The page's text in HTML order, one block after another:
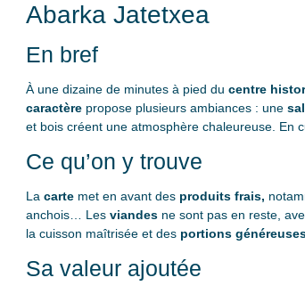
Abarka Jatetxea
En bref
À une dizaine de minutes à pied du centre
caractèrepropose plusieurs ambiances : une
et bois créent une atmosphère chaleureuse. En
Ce qu’on y trouve
La cartemet en avant des produits frais,
anchois… Les viandesne sont pas en reste,
la cuisson maîtrisée et des portions
Sa valeur ajoutée